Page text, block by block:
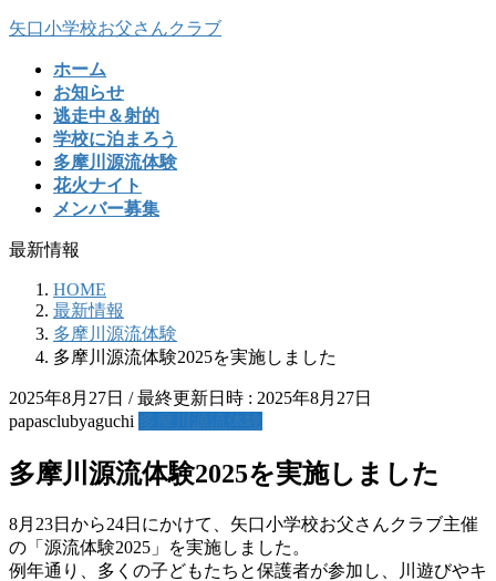
コ
ナ
矢口小学校お父さんクラブ
ホーム
お知らせ
逃走中＆射的
学校に泊まろう
多摩川源流体験
花火ナイト
メンバー募集
最新情報
HOME
最新情報
多摩川源流体験
多摩川源流体験2025を実施しました
2025年8月27日 / 最終更新日時 : 2025年8月27日
papasclubyaguchi
多摩川源流体験2025を実施しました
8月23日から24日にかけて、矢口小学校お父さんクラブ主催
の「源流体験2025」を実施しました。
例年通り、多くの子どもたちと保護者が参加し、川遊びやキ